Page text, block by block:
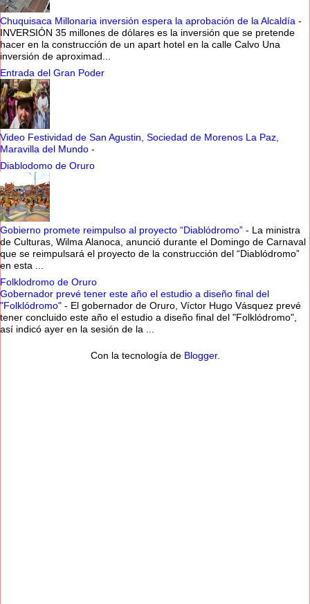
Chuquisaca Millonaria inversión espera la aprobación de la Alcaldía -
INVERSIÓN 35 millones de dólares es la inversión que se pretende
hacer en la construcción de un apart hotel en la calle Calvo Una
inversión de aproximad...
Entrada del Gran Poder
Video Festividad de San Agustin, Sociedad de Morenos La Paz,
Maravilla del Mundo -
Diablodomo de Oruro
Gobierno promete reimpulso al proyecto “Diablódromo” - La ministra
de Culturas, Wilma Alanoca, anunció durante el Domingo de Carnaval
que se reimpulsará el proyecto de la construcción del “Diablódromo”
en esta ...
Folklodromo de Oruro
Gobernador prevé tener este año el estudio a diseño final del
"Folklódromo" - El gobernador de Oruro, Víctor Hugo Vásquez prevé
tener concluido este año el estudio a diseño final del "Folklódromo",
así indicó ayer en la sesión de la ...
Con la tecnología de Blogger.